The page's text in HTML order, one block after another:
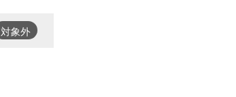
対象外